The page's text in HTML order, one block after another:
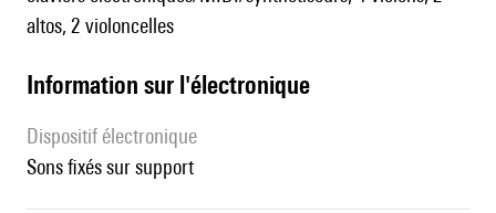
altos, 2 violoncelles
Information sur l'électronique
Dispositif électronique
sons fixés sur support